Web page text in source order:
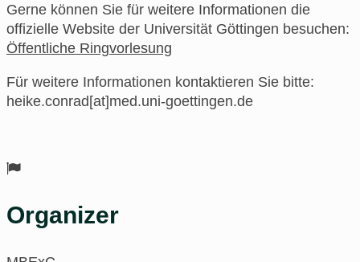
Gerne können Sie für weitere Informationen die
offizielle Website der Universität Göttingen besuchen:
Öffentliche Ringvorlesung
Für weitere Informationen kontaktieren Sie bitte:
heike.conrad[at]med.uni-goettingen.de
Organizer